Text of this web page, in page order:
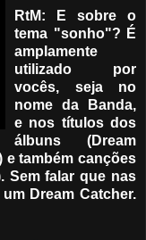
RtM: E sobre o
tema "sonho"? É
amplamente
utilizado por
vocês, seja no
nome da Banda,
e nos títulos dos
álbuns (Dream
e também canções
Sem falar que nas
Dream Catcher.